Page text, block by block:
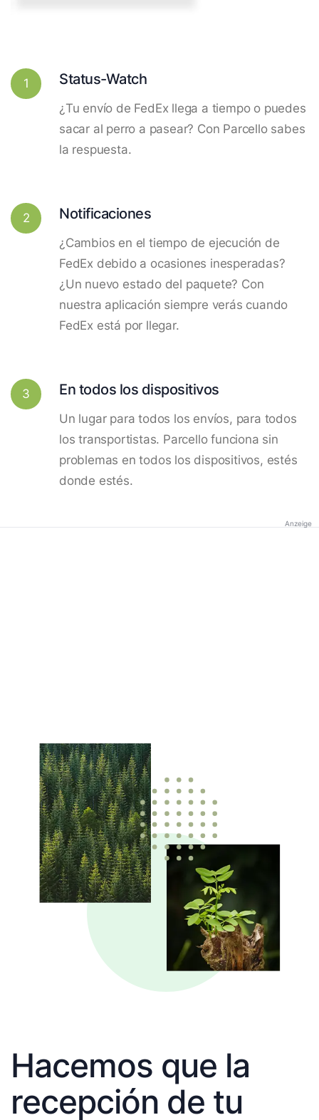
1 Status-Watch
¿Tu envío de FedEx llega a tiempo o puedes
sacar al perro a pasear? Con Parcello sabes
la respuesta.
2 Notificaciones
¿Cambios en el tiempo de ejecución de
FedEx debido a ocasiones inesperadas?
¿Un nuevo estado del paquete? Con
nuestra aplicación siempre verás cuando
FedEx está por llegar.
3 En todos los dispositivos
Un lugar para todos los envíos, para todos
los transportistas. Parcello funciona sin
problemas en todos los dispositivos, estés
donde estés.
Anzeige
Hacemos que la
recepción de tu